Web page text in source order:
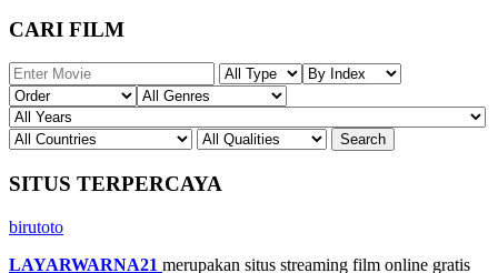
CARI FILM
SITUS TERPERCAYA
birutoto
LAYARWARNA21 merupakan situs streaming film online gratis